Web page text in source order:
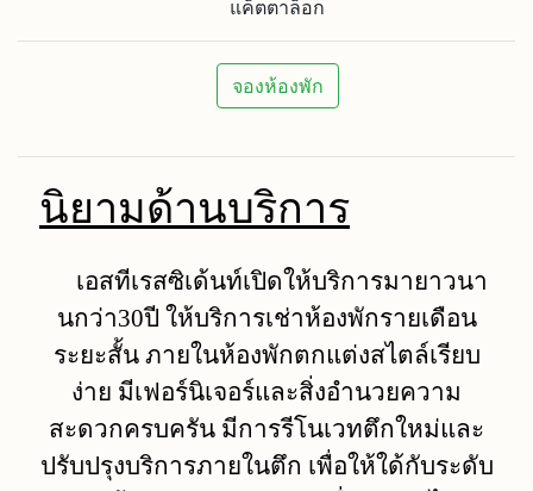
แค็ตตาล็อก
จองห้องพัก
นิยามด้านบริการ
เอสทีเรสซิเด้นท์เปิดให้บริการมายาวนา
นกว่า30ปี ให้บริการเช่าห้องพักรายเดือน
ระยะสั้น ภายในห้องพักตกแต่งสไตล์เรียบ
ง่าย มีเฟอร์นิเจอร์และสิ่งอำนวยความ
สะดวกครบครัน มีการรีโนเวทตึกใหม่และ
ปรับปรุงบริการภายในตึก เพื่อให้ใด้กับระดับ